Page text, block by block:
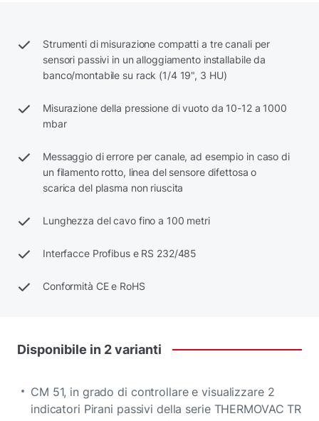
Strumenti di misurazione compatti a tre canali per
sensori passivi in un alloggiamento installabile da
banco/montabile su rack (1/4 19", 3 HU)
Misurazione della pressione di vuoto da 10-12 a 1000
mbar
Messaggio di errore per canale, ad esempio in caso di
un filamento rotto, linea del sensore difettosa o
scarica del plasma non riuscita
Lunghezza del cavo fino a 100 metri
Interfacce Profibus e RS 232/485
Conformità CE e RoHS
Disponibile in 2varianti
CM 51, in grado di controllare e visualizzare 2
indicatori Pirani passivi della serie THERMOVAC TR